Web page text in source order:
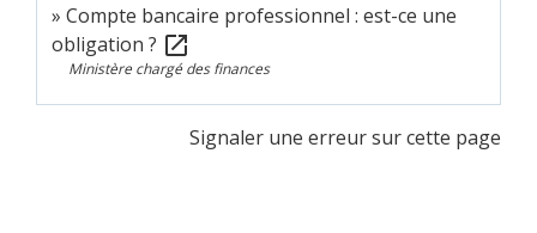
Compte bancaire professionnel : est-ce une
obligation ? open_in_new
Ministère chargé des finances
Signaler une erreur sur cette page